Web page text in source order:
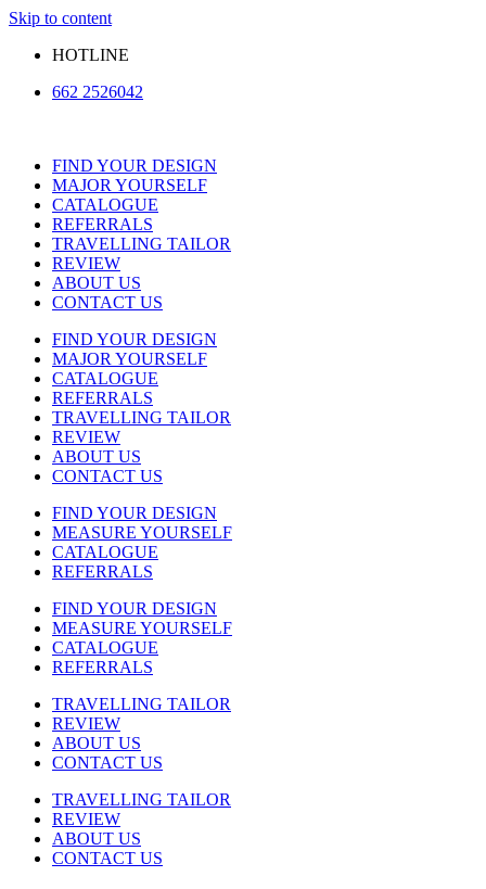
Skip to content
HOTLINE
662 2526042
FIND YOUR DESIGN
MAJOR YOURSELF
CATALOGUE
REFERRALS
TRAVELLING TAILOR
REVIEW
ABOUT US
CONTACT US
FIND YOUR DESIGN
MAJOR YOURSELF
CATALOGUE
REFERRALS
TRAVELLING TAILOR
REVIEW
ABOUT US
CONTACT US
FIND YOUR DESIGN
MEASURE YOURSELF
CATALOGUE
REFERRALS
FIND YOUR DESIGN
MEASURE YOURSELF
CATALOGUE
REFERRALS
TRAVELLING TAILOR
REVIEW
ABOUT US
CONTACT US
TRAVELLING TAILOR
REVIEW
ABOUT US
CONTACT US